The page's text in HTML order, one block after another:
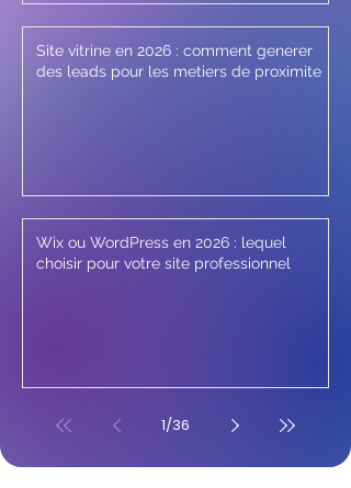
Site vitrine en 2026 : comment generer
des leads pour les metiers de proximite
Wix ou WordPress en 2026 : lequel
choisir pour votre site professionnel
1/36